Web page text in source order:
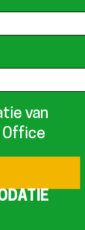
van
Office